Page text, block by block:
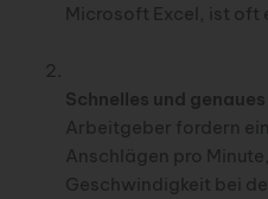
Microsoft Excel, ist oft
Schnelles und
Arbeitgeber fordern
Anschlägen pro
Geschwindigkeit bei